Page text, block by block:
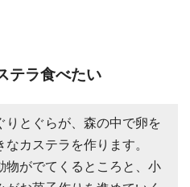
テラ食べたい
りとぐらが、森の中で卵を
なカステラを作ります。
物がでてくるところと、小